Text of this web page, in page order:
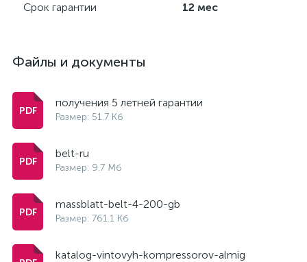
Срок гарантии
12 мес
Файлы и документы
получения 5 летней гарантии
Размер: 51.7 Кб
belt-ru
Размер: 9.7 Мб
massblatt-belt-4-200-gb
Размер: 761.1 Кб
katalog-vintovyh-kompressorov-almig